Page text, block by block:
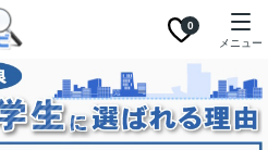
0
メニュー